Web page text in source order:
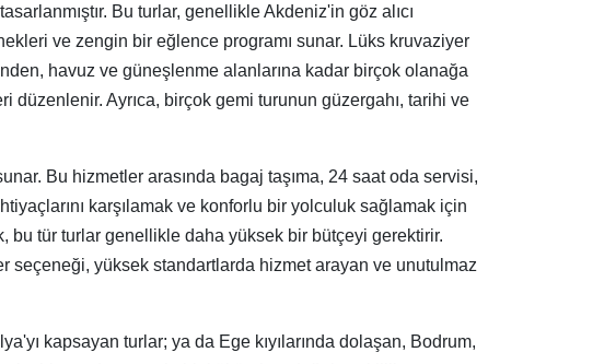
Bu turlar, genellikle Akdeniz'in göz alıcı
ve zengin bir eğlence programı sunar. Lüks kruvaziyer
havuz ve güneşlenme alanlarına kadar birçok olanağa
düzenlenir. Ayrıca, birçok gemi turunun güzergahı, tarihi ve
Bu hizmetler arasında bagaj taşıma, 24 saat oda servisi,
karşılamak ve konforlu bir yolculuk sağlamak için
bu tür turlar genellikle daha yüksek bir bütçeyi gerektirir.
seçeneği, yüksek standartlarda hizmet arayan ve unutulmaz
kapsayan turlar; ya da Ege kıyılarında dolaşan, Bodrum,